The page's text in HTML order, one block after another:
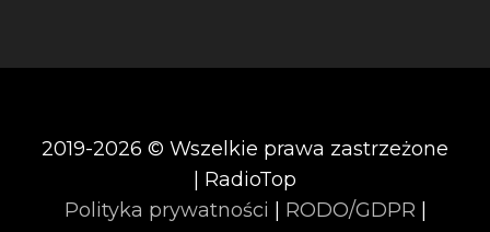
2019-2026 © Wszelkie prawa zastrzeżone
| RadioTop
Polityka prywatności
RODO/GDPR